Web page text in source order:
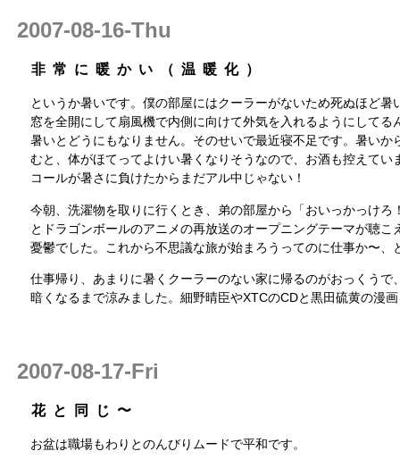
2007-08-16-Thu
非常に暖かい（温暖化）
というか暑いです。僕の部屋にはクーラーがないため死ぬほど暑
窓を全開にして扇風機で内側に向けて外気を入れるようにしてる
暑いとどうにもなりません。そのせいで最近寝不足です。暑いか
むと、体がほてってよけい暑くなりそうなので、お酒も控えてい
コールが暑さに負けたからまだアル中じゃない！
今朝、洗濯物を取りに行くとき、弟の部屋から「おいっかっけろ
とドラゴンボールのアニメの再放送のオープニングテーマが聴こ
憂鬱でした。これから不思議な旅が始まろうってのに仕事か〜、
仕事帰り、あまりに暑くクーラーのない家に帰るのがおっくうで
暗くなるまで涼みました。細野晴臣やXTCのCDと黒田硫黄の漫
2007-08-17-Fri
花と同じ〜
お盆は職場もわりとのんびりムードで平和です。